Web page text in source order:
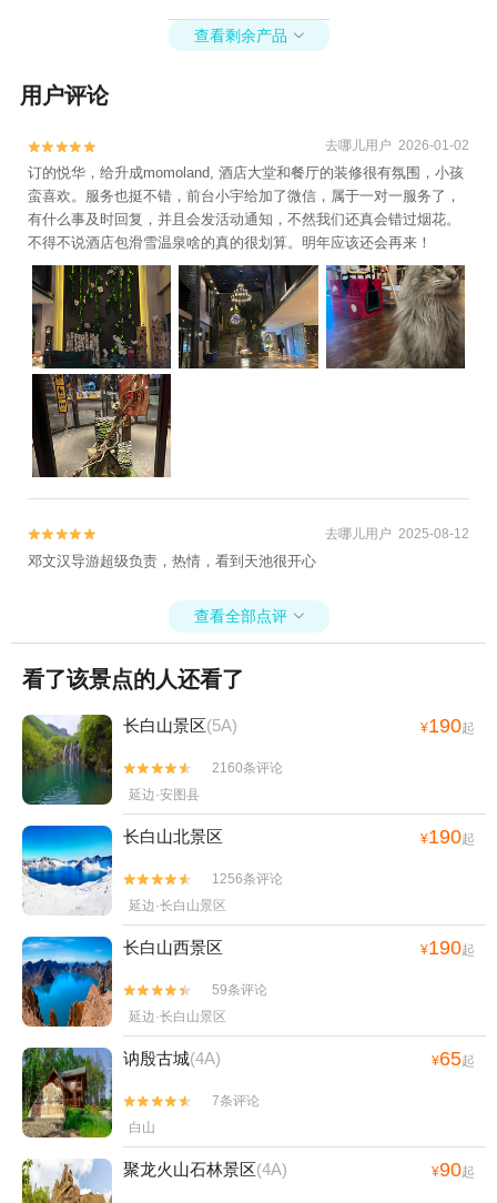
山西景区+聚龙温泉群+银环湖+长白山西坡2日
查看剩余产品 
用户评论

 去哪儿用户 2026-01-02
订的悦华，给升成momoland, 酒店大堂和餐厅的装修很有氛围，小孩
蛮喜欢。服务也挺不错，前台小宇给加了微信，属于一对一服务了，
有什么事及时回复，并且会发活动通知，不然我们还真会错过烟花。
不得不说酒店包滑雪温泉啥的真的很划算。明年应该还会再来！

 去哪儿用户 2025-08-12
邓文汉导游超级负责，热情，看到天池很开心
查看全部点评 
看了该景点的人还看了
长白山景区(5A) ¥190起


2160条评论
延边·安图县
长白山北景区 ¥190起


1256条评论
延边·长白山景区
长白山西景区 ¥190起


59条评论
延边·长白山景区
讷殷古城(4A) ¥65起


7条评论
白山
聚龙火山石林景区(4A) ¥90起